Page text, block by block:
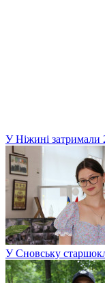
У Ніжині затримали
У Сновську